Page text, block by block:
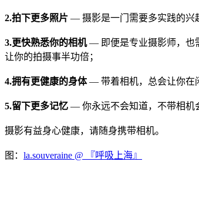
2.拍下更多照片 — 摄影是一门需要多实践的兴
3.更快熟悉你的相机— 即便是专业摄影师，也
让你的拍摄事半功倍；
4.拥有更健康的身体— 带着相机，总会让你在
5.留下更多记忆 — 你永远不会知道，不带相机
摄影有益身心健康，请随身携带相机。
图： la.souveraine @ 『呼吸上海』